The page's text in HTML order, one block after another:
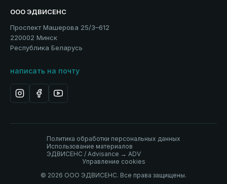
ООО ЭДВИСЕНС
Проспект Машерова 25/3–612
220002 Минск
Республика Беларусь
написать на почту
Политика обработки персональных данных
Использование материалов
ЭДВИСЕНС / Advisance → ADV
Управление cookies
© 2026 ООО ЭДВИСЕНС. Все права защищены.